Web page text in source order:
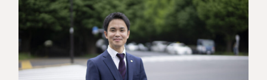
名古屋事務所
450-0002
知県名古屋市中村区名駅三丁目28
12号
名古屋ビルヂング25階
Access
大宮事務所
〒330-0854
埼玉県さいたま市大宮区桜木町一丁目
195番地1
大宮ソラミチKOZ4階
Access